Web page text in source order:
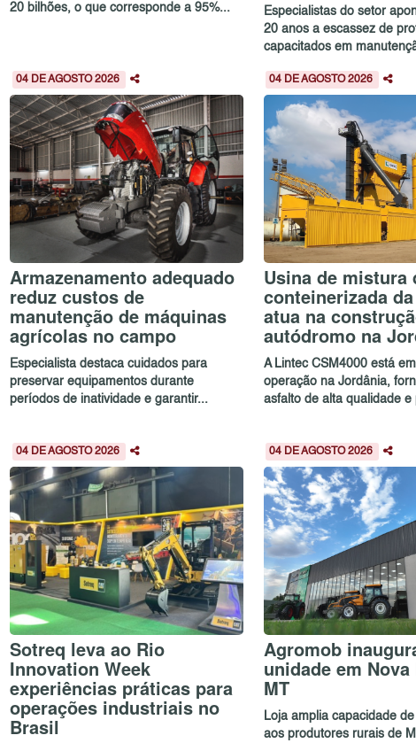
20 bilhões, o que corresponde a 95%...
Especialistas do setor
20 anos a escassez de
capacitados em
04 DE AGOSTO 2026
Armazenamento adequado
reduz custos de
manutenção de máquinas
agrícolas no campo
Especialista destaca cuidados para
preservar equipamentos durante
períodos de inatividade e garantir...
04 DE AGOSTO 2026
Usina de mistura
conteinerizada
atua na
autódromo na
A Lintec CSM4000 está
operação na Jordânia,
asfalto de alta qualidade e
04 DE AGOSTO 2026
Sotreq leva ao Rio
Innovation Week
experiências práticas para
operações industriais no
Brasil
04 DE AGOSTO 2026
Agromob
unidade em
MT
Loja amplia capacidade
aos produtores rurais de